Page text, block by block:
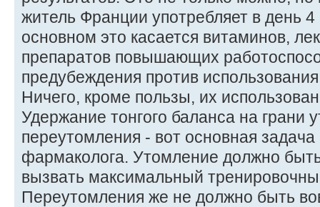
житель Франции употребляет в день 4
основном это касается витаминов,
препаратов повышающих
предубеждения против
Ничего, кроме пользы, их
Удержание тонгого баланса на грани
переутомления - вот основная задача
фармаколога. Утомление должно
вызвать максимальный
Переутомления же не должно быть